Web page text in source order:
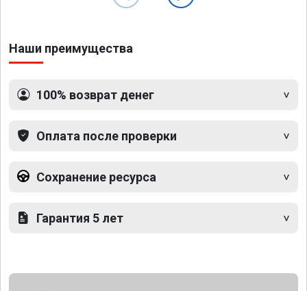
Наши преимущества
100% возврат денег
Оплата после проверки
Сохранение ресурса
Гарантия 5 лет